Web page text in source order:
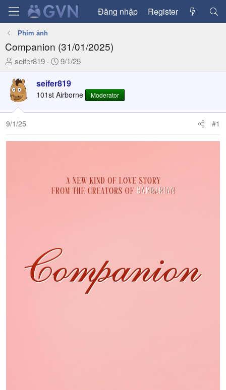
Đăng nhập Register
Phim ảnh
Companion (31/01/2025)
T
r
e
a
d
s
t
seifer819
N
à
y
ử
9/1/25
seifer819
101st Airborne Moderator
9/1/25 #1